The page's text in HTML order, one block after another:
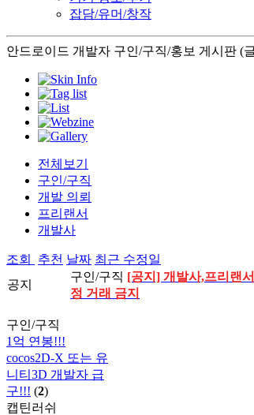
잡담/유머/창작
안드로이드 개발자 구인/구직/홍보 게시판 (
전체보기
구인/구직
개발 의뢰
프리랜서
개발사
조회 추천 날짜 최근 수정일
공지
구인/구직 [공지] 개발사,프리랜
정 거래 금지
구인/구직
1억 연봉!!!
cocos2D-X 또는 유
니티3D 개발자 급
구!!! (2)
캡틴러쉬